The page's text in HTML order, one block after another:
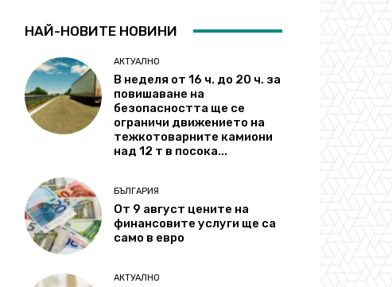
НАЙ-НОВИТЕ НОВИНИ
АКТУАЛНО
В неделя от 16 ч. до 20 ч. за
повишаване на
безопасността ще се
ограничи движението на
тежкотоварните камиони
над 12 т в посока...
БЪЛГАРИЯ
От 9 август цените на
финансовите услуги ще са
само в евро
АКТУАЛНО